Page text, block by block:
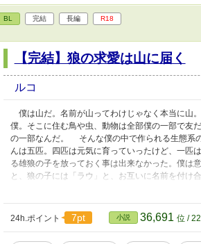
BL 完結 長編 R18
【完結】狼の求愛は山に届く
ルコ
僕は山だ。名前が山ってわけじゃなく本当に山
僕。そこに住む鳥や虫、動物は全部僕の一部で友
の一部なんだ。 そんな僕の中で作られる生態系
んは五匹。四匹は元気に育っていったけど、一匹
る雄狼の子を放っておく事は出来なかった。僕は
と、狼の子には「ラウ」と、お互いに名前を付け
僕(サン)はラウと仲良く暮らしていたが、ある日
ーーーーーーー ☆「山狼族の長はツンデレ黒猫を
す！ スピンオフ作品ですが、ほぼ独立した物語と
生した異世界物語のなんちゃって神話的な意味合
24h.ポイント 7pt 小説 36,691 位 /